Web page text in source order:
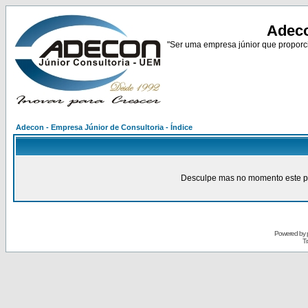
"Ser uma empresa júnior que
Adecon - Empresa Júnior de Consultoria - Índice
Desculpe mas no momento este
Powered by